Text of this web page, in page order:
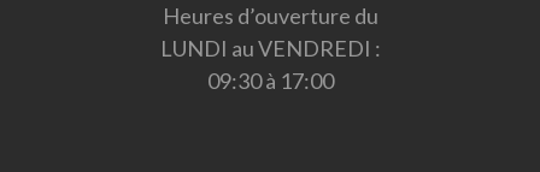
Heures d’ouverture du
LUNDI au VENDREDI :
09:30 à 17:00